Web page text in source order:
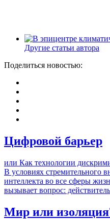
Другие статьи автора
Поделиться новостью:
Цифровой барьер
или Как технологии
В условиях стремительного
интеллекта во все сферы
вызывает вопрос:
Мир или